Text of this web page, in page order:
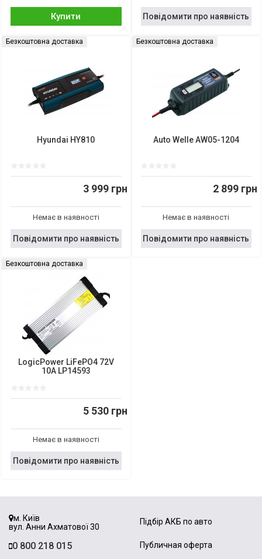
Купити Повідомити про наявність
Безкоштовна доставка
Hyundai HY810
3 999 грн
Немає в наявності
Повідомити про наявність
Безкоштовна доставка
Auto Welle AW05-1204
2 899 грн
Немає в наявності
Повідомити про наявність
Безкоштовна доставка
LogicPower LiFePO4 72V
10A LP14593
5 530 грн
Немає в наявності
Повідомити про наявність
м. Київ
вул. Анни Ахматової 30
0 800 218 015
Підбір АКБ по авто
Публичная оферта